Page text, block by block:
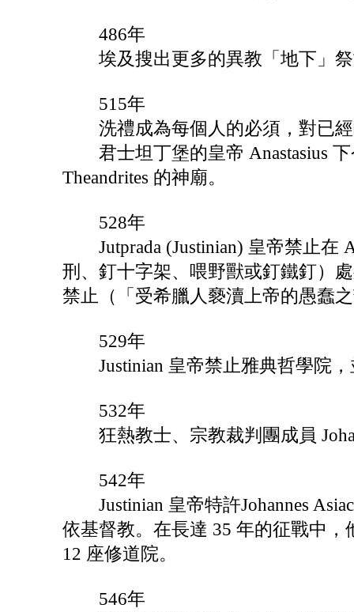
486年
埃及搜出更多的異教「地下」祭
515年
洗禮成為每個人的必須，對已經
君士坦丁堡的皇帝 Anastasius 下
Theandrites 的神廟。
528年
Jutprada (Justinian) 皇帝禁止在
刑、釘十字架、喂野獸或釘鐵釘）
禁止（「受希臘人褻瀆上帝的愚蠢
529年
Justinian 皇帝禁止雅典哲學院，
532年
狂熱教士、宗教裁判團成員
542年
Justinian 皇帝特許Johannes
依基督教。在長達 35 年的征戰中
12 座修道院。
546年